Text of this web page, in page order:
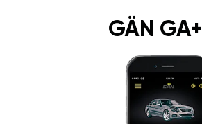
GÄN GA+